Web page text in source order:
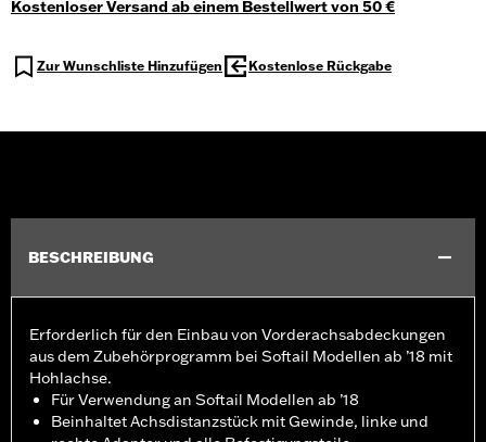
Kostenloser Versand ab einem Bestellwert von 50 €
Zur Wunschliste Hinzufügen Kostenlose Rückgabe
BESCHREIBUNG
Erforderlich für den Einbau von Vorderachsabdeckungen
aus dem Zubehörprogramm bei Softail Modellen ab ’18 mit
Hohlachse.
Für Verwendung an Softail Modellen ab ’18
Beinhaltet Achsdistanzstück mit Gewinde, linke und